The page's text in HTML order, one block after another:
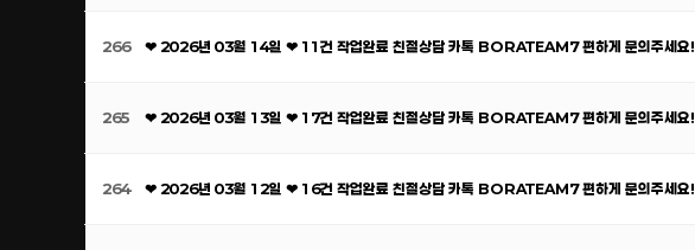
266 ❤ 2026년 03월 14일 ❤ 11건 작업완료 친절상담 카톡 BORATEAM7 편하게 문의주세요!
265 ❤ 2026년 03월 13일 ❤ 17건 작업완료 친절상담 카톡 BORATEAM7 편하게 문의주세요!
264 ❤ 2026년 03월 12일 ❤ 16건 작업완료 친절상담 카톡 BORATEAM7 편하게 문의주세요!